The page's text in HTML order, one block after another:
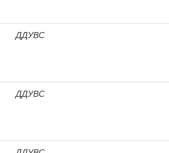
ДДУВС
ДДУВС